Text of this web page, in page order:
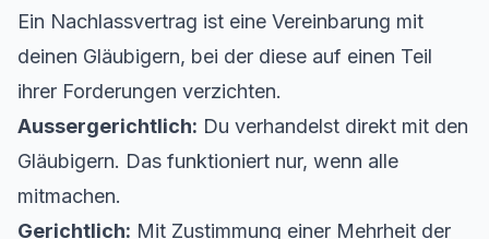
Ein Nachlassvertrag ist eine Vereinbarung mit
deinen Gläubigern, bei der diese auf einen Teil
ihrer Forderungen verzichten.
Aussergerichtlich: Du verhandelst direkt mit den
Gläubigern. Das funktioniert nur, wenn alle
mitmachen.
Gerichtlich: Mit Zustimmung einer Mehrheit der